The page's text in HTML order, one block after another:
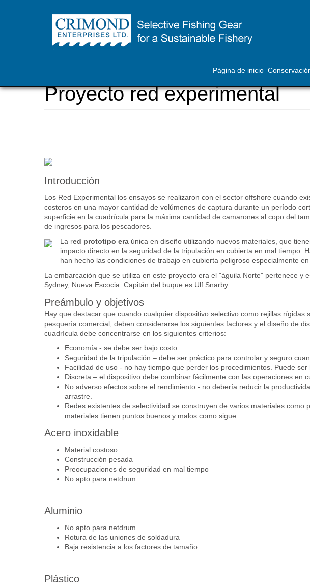
Página de inicio
está
aquí
Proyecto red experimental
Introducción
Los Red Experimental los ensayos se realizaron con el sector offshore cuando
costeros en una mayor cantidad de volúmenes de captura durante un período
superficie en la cuadrícula para la máxima cantidad de camarones al copo del
de ingresos para los pescadores.
La red prototipo era única en diseño utilizando nuevos materiales, que
impacto directo en la seguridad de la tripulación en cubierta en mal tiempo.
han hecho las condiciones de trabajo en cubierta peligroso especialmente en
La embarcación que se utiliza en este proyecto era el "águila Norte" pertenece y
Sydney, Nueva Escocia. Capitán del buque es Ulf Snarby.
Preámbulo y objetivos
Hay que destacar que cuando cualquier dispositivo selectivo como rejillas
pesquería comercial, deben considerarse los siguientes factores y el diseño de
cuadrícula debe concentrarse en los siguientes criterios:
Economía - se debe ser bajo costo.
Seguridad de la tripulación – debe ser práctico para controlar y seguro
Facilidad de uso - no hay tiempo que perder los procedimientos. Puede
Discreta – el dispositivo debe combinar fácilmente con las operaciones en
No adverso efectos sobre el rendimiento - no debería reducir la
arrastre.
Redes existentes de selectividad se construyen de varios materiales como
materiales tienen puntos buenos y malos como sigue:
Acero inoxidable
Material costoso
Construcción pesada
Preocupaciones de seguridad en mal tiempo
No apto para netdrum
Aluminio
No apto para netdrum
Rotura de las uniones de soldadura
Baja resistencia a los factores de tamaño
Plástico